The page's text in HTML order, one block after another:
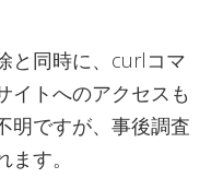
と同時に、curlコマ
イトへのアクセスも
明ですが、事後調査
す。